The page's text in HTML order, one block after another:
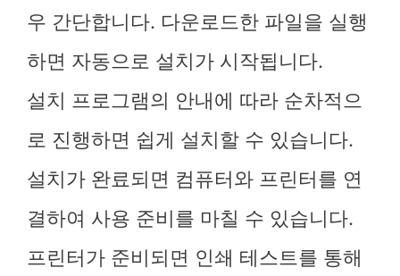
우 간단합니다. 다운로드한 파일을 실행
하면 자동으로 설치가 시작됩니다.
설치 프로그램의 안내에 따라 순차적으
로 진행하면 쉽게 설치할 수 있습니다.
설치가 완료되면 컴퓨터와 프린터를 연
결하여 사용 준비를 마칠 수 있습니다.
프린터가 준비되면 인쇄 테스트를 통해